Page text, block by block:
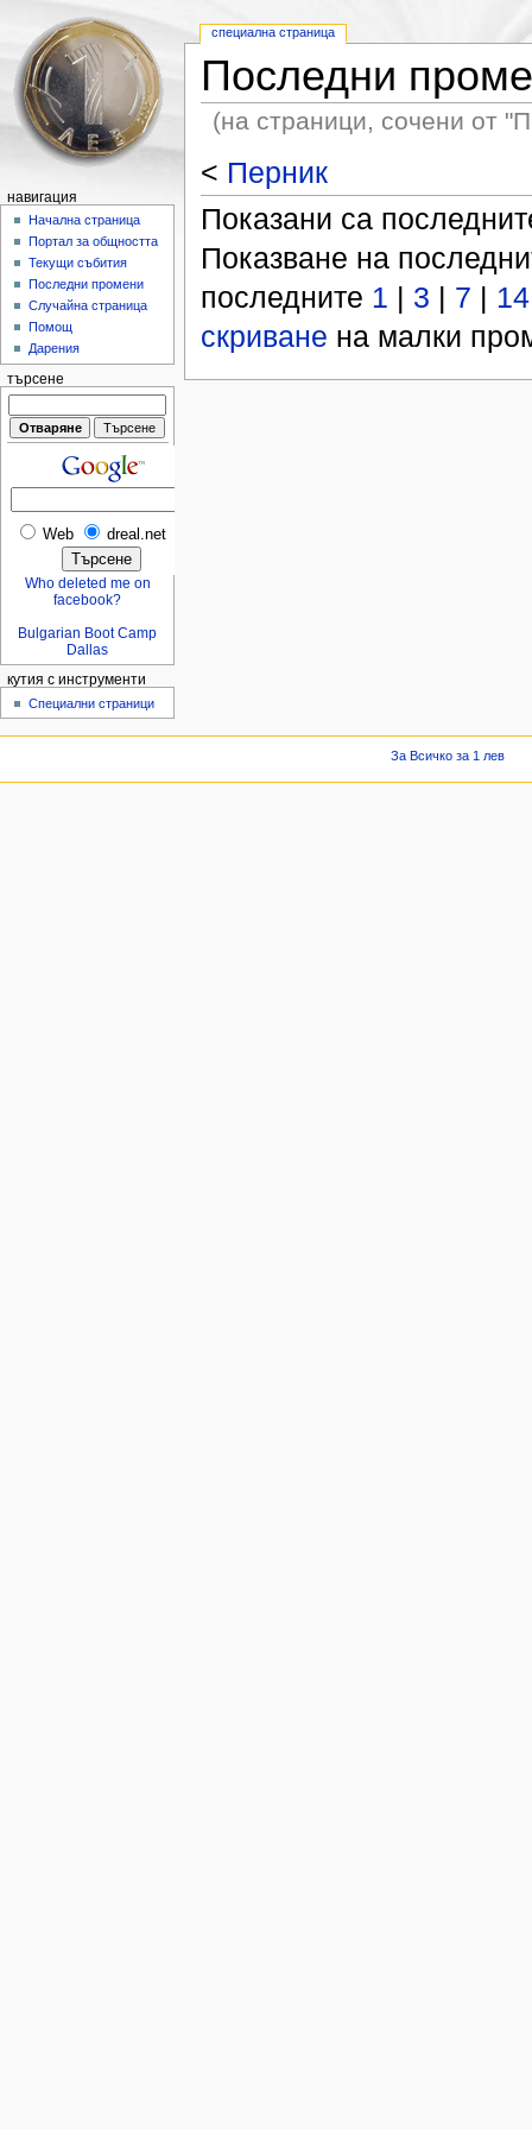
Последни
(на страници, сочени от
< Перник
Показани са
Показване на
последните 1 | 3 | 7 | 14
скриване на малки
специална страница
навигация
Начална страница
Портал за общността
Текущи събития
Последни промени
Случайна страница
Помощ
Дарения
търсене
Web dreal.net
Who deleted me on
facebook?
Bulgarian Boot Camp
Dallas
кутия с инструменти
Специални страници
За Всичко за 1 лев